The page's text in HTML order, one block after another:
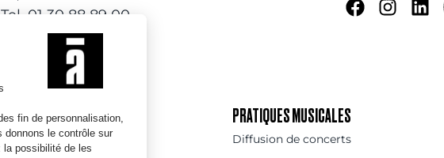
Tel. 01 30 88 89 00
ACTIVITÉS DE LOISIRS
Activités à l’année
PRATIQUES MUSICALES
Diffusion de concerts